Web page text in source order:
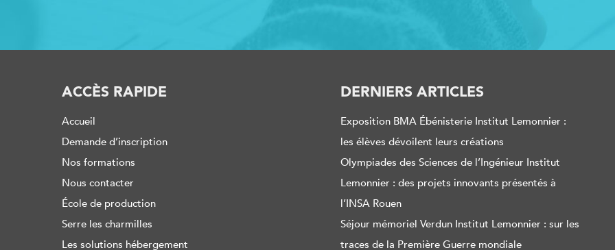
ACCÈS RAPIDE
Accueil
Demande d’inscription
Nos formations
Nous contacter
École de production
Serre les charmilles
Les solutions hébergement
DERNIERS ARTICLES
Exposition BMA Ébénisterie Institut Lemonnier :
les élèves dévoilent leurs créations
Olympiades des Sciences de l’Ingénieur Institut
Lemonnier : des projets innovants présentés à
l’INSA Rouen
Séjour mémoriel Verdun Institut Lemonnier : sur les
traces de la Première Guerre mondiale